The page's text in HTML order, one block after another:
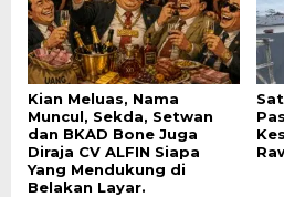
Kian Meluas, Nama
Muncul, Sekda, Setwan
dan BKAD Bone Juga
Diraja CV ALFIN Siapa
Yang Mendukung di
Belakan Layar.